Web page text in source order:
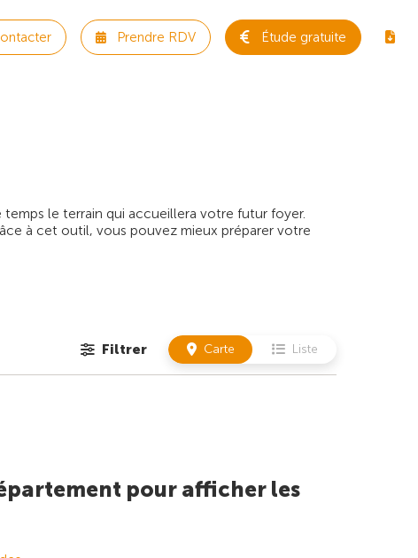
Prendre RDV Étude gratuite
le terrain qui accueillera votre futur foyer.
à cet outil, vous pouvez mieux préparer votre
Filtrer Carte Liste
pour afficher les